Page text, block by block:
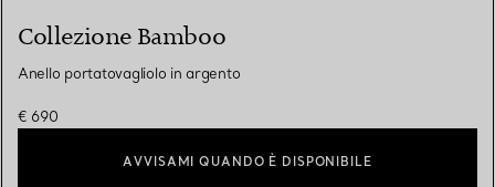
Collezione Bamboo
Anello portatovagliolo in argento
€ 690
AVVISAMI QUANDO È DISPONIBILE